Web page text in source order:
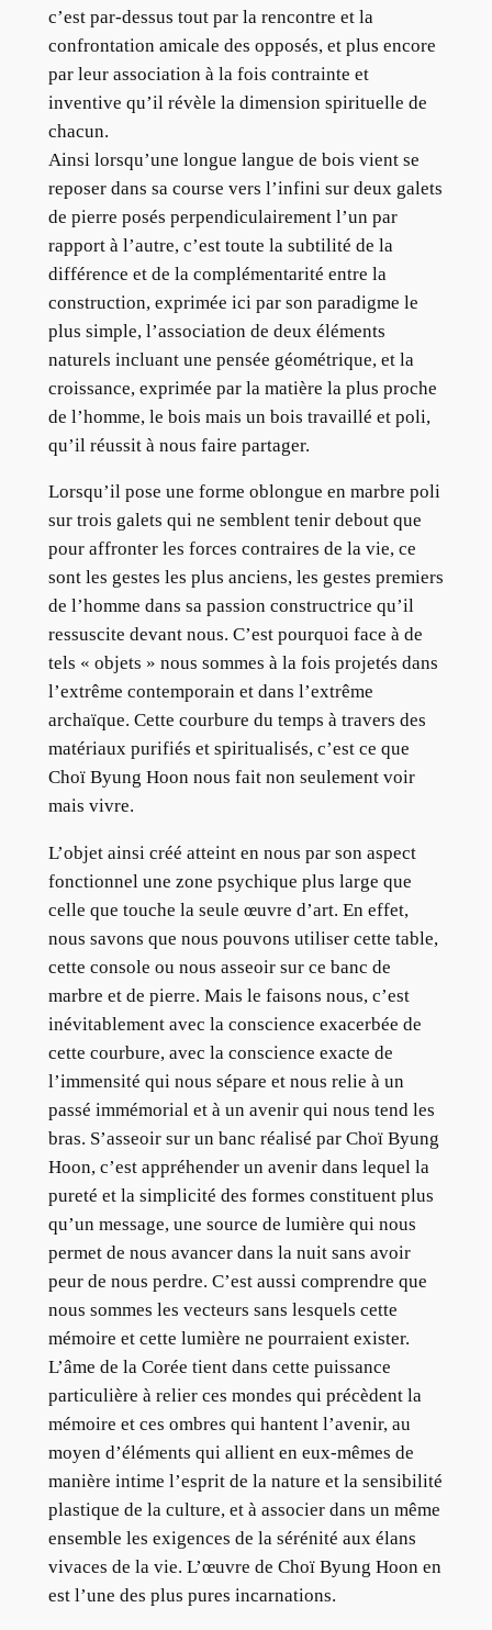
c’est par-dessus tout par la rencontre et la
confrontation amicale des opposés, et plus encore
par leur association à la fois contrainte et
inventive qu’il révèle la dimension spirituelle de
chacun.
Ainsi lorsqu’une longue langue de bois vient se
reposer dans sa course vers l’infini sur deux galets
de pierre posés perpendiculairement l’un par
rapport à l’autre, c’est toute la subtilité de la
différence et de la complémentarité entre la
construction, exprimée ici par son paradigme le
plus simple, l’association de deux éléments
naturels incluant une pensée géométrique, et la
croissance, exprimée par la matière la plus proche
de l’homme, le bois mais un bois travaillé et poli,
qu’il réussit à nous faire partager.
Lorsqu’il pose une forme oblongue en marbre poli
sur trois galets qui ne semblent tenir debout que
pour affronter les forces contraires de la vie, ce
sont les gestes les plus anciens, les gestes premiers
de l’homme dans sa passion constructrice qu’il
ressuscite devant nous. C’est pourquoi face à de
tels « objets » nous sommes à la fois projetés dans
l’extrême contemporain et dans l’extrême
archaïque. Cette courbure du temps à travers des
matériaux purifiés et spiritualisés, c’est ce que
Choï Byung Hoon nous fait non seulement voir
mais vivre.
L’objet ainsi créé atteint en nous par son aspect
fonctionnel une zone psychique plus large que
celle que touche la seule œuvre d’art. En effet,
nous savons que nous pouvons utiliser cette table,
cette console ou nous asseoir sur ce banc de
marbre et de pierre. Mais le faisons nous, c’est
inévitablement avec la conscience exacerbée de
cette courbure, avec la conscience exacte de
l’immensité qui nous sépare et nous relie à un
passé immémorial et à un avenir qui nous tend les
bras. S’asseoir sur un banc réalisé par Choï Byung
Hoon, c’est appréhender un avenir dans lequel la
pureté et la simplicité des formes constituent plus
qu’un message, une source de lumière qui nous
permet de nous avancer dans la nuit sans avoir
peur de nous perdre. C’est aussi comprendre que
nous sommes les vecteurs sans lesquels cette
mémoire et cette lumière ne pourraient exister.
L’âme de la Corée tient dans cette puissance
particulière à relier ces mondes qui précèdent la
mémoire et ces ombres qui hantent l’avenir, au
moyen d’éléments qui allient en eux-mêmes de
manière intime l’esprit de la nature et la sensibilité
plastique de la culture, et à associer dans un même
ensemble les exigences de la sérénité aux élans
vivaces de la vie. L’œuvre de Choï Byung Hoon en
est l’une des plus pures incarnations.